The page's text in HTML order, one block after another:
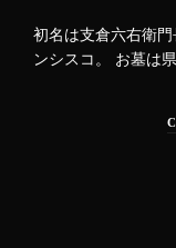
初名は支倉六右衛
ンシスコ。 お墓は